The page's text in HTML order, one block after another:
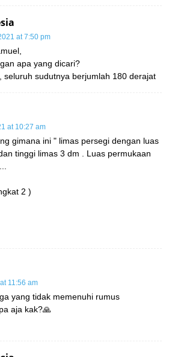
at 7:50 pm
apa yang dicari?
seluruh sudutnya berjumlah 180 derajat
at 10:27 am
gimana ini " limas persegi dengan luas
tinggi limas 3 dm . Luas permukaan
2 )
11:56 am
yang tidak memenuhi rumus
aja kak?🙏